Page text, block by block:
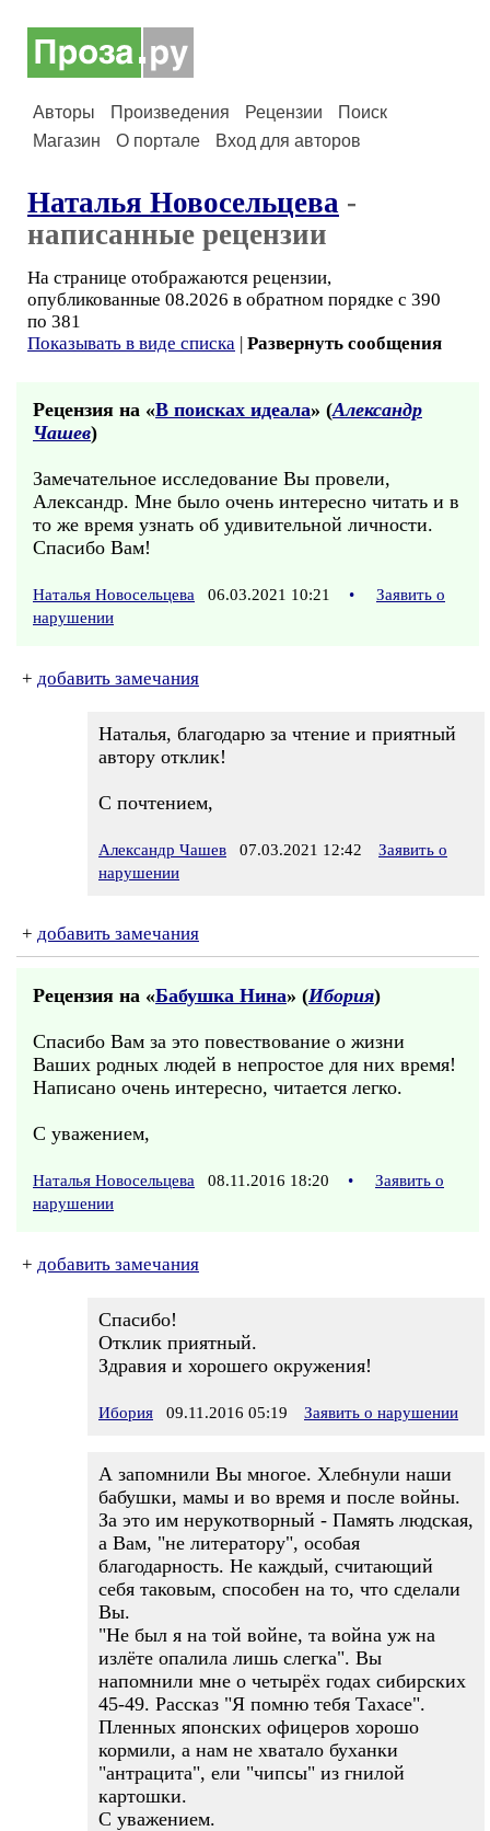
Авторы Произведения Рецензии
Поиск
Магазин
О портале Вход для авторов
Наталья Новосельцева -
написанные рецензии
На странице отображаются рецензии,
опубликованные 08.2026 в обратном порядке с 390
по 381
Показывать в виде списка | Развернуть сообщения
Рецензия на «В поисках идеала» (Александр
Чашев)
Замечательное исследование Вы провели,
Александр. Мне было очень интересно читать и в
то же время узнать об удивительной личности.
Спасибо Вам!
Наталья Новосельцева 06.03.2021 10:21 •
Заявить о
нарушении
+ добавить замечания
Наталья, благодарю за чтение и приятный
автору отклик!
С почтением,
Александр Чашев 07.03.2021 12:42
Заявить о
нарушении
+ добавить замечания
Рецензия на «Бабушка Нина» (Ибория)
Спасибо Вам за это повествование о жизни
Ваших родных людей в непростое для них время!
Написано очень интересно, читается легко.
С уважением,
Наталья Новосельцева 08.11.2016 18:20 •
Заявить о
нарушении
+ добавить замечания
Спасибо!
Отклик приятный.
Здравия и хорошего окружения!
Ибория 09.11.2016 05:19 Заявить о нарушении
А запомнили Вы многое. Хлебнули наши
бабушки, мамы и во время и после войны.
За это им нерукотворный - Память людская,
а Вам, "не литератору", особая
благодарность. Не каждый, считающий
себя таковым, способен на то, что сделали
Вы.
"Не был я на той войне, та война уж на
излёте опалила лишь слегка". Вы
напомнили мне о четырёх годах сибирских
45-49. Рассказ "Я помню тебя Тахасе".
Пленных японских офицеров хорошо
кормили, а нам не хватало буханки
"антрацита", ели "чипсы" из гнилой
картошки.
С уважением.